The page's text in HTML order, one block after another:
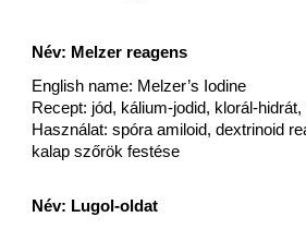
Név: Melzer reagens
English name: Melzer’s Iodine
Recept: jód, kálium-jodid, klorál-
Használat: spóra amiloid, dextrinoid
kalap szőrök festése
Név: Lugol-oldat